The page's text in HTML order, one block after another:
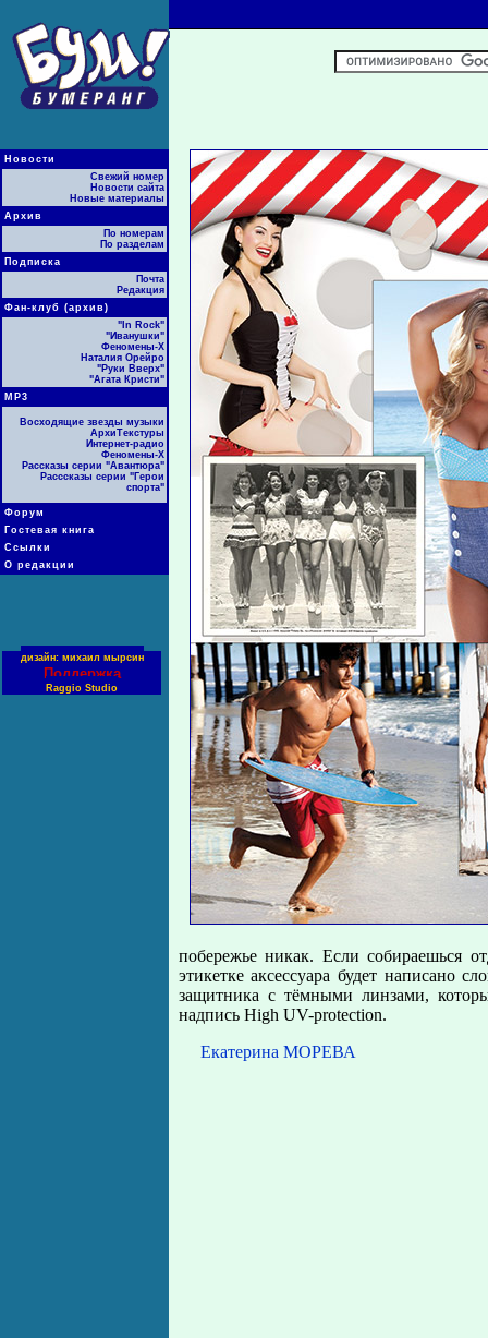
Новости
Свежий номер
Новости сайта
Новые материалы
Архив
По номерам
По разделам
Подписка
Почта
Редакция
Фан-клуб (архив)
"In Rock"
"Иванушки"
Феномены-Х
Наталия Орейро
"Руки Вверх"
"Агата Кристи"
МР3
Восходящие звезды музыки
АрхиТекстуры
Интернет-радио
Феномены-Х
Рассказы серии "Авантюра"
Расссказы серии "Герои
спорта"
Форум
Гостевая книга
Ссылки
О редакции
дизайн: михаил мырсин
Поддержка
Raggio Studio
побережье никак. Если собираешься
этикетке аксессуара будет написано
защитника с тёмными линзами,
надпись High UV-protection.
Екатерина МОРЕВА